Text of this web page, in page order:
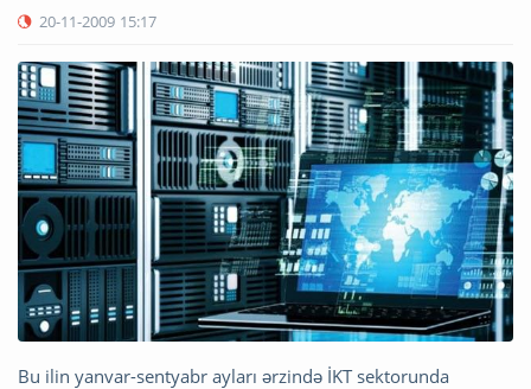
20-11-2009 15:17
Bu ilin yanvar-sentyabr ayları ərzində İKT sektorunda